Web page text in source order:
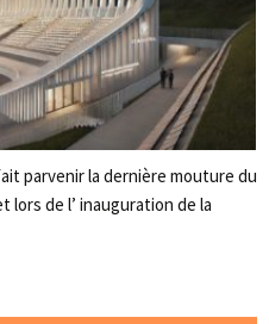
parvenir la dernière mouture du
lors de l’ inauguration de la